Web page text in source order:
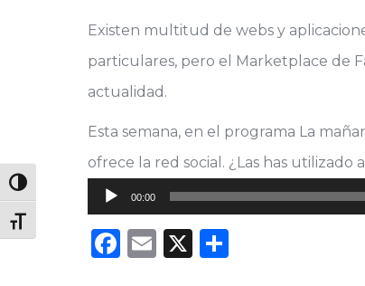
Alternar alto contraste
Alternar tamaño de letra
Existen multitud de webs y
particulares, pero el Marketplace de
actualidad.
Esta semana, en el programa La
ofrece la red social. ¿Las has utilizado
Reproductor
audio
00:00
Facebook
Email
X